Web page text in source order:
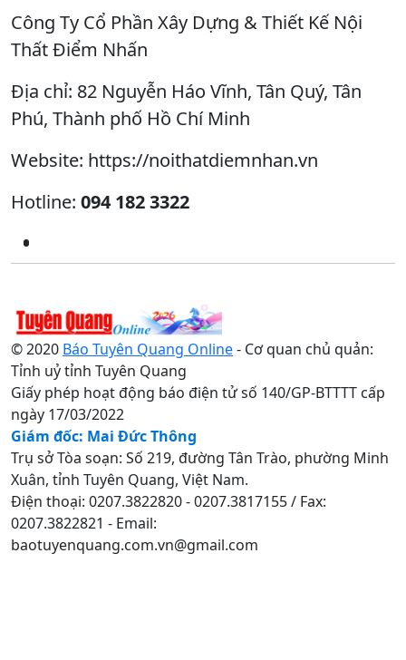
Công Ty Cổ Phần Xây Dựng & Thiết Kế Nội
Thất Điểm Nhấn
Địa chỉ: 82 Nguyễn Háo Vĩnh, Tân Quý, Tân
Phú, Thành phố Hồ Chí Minh
Website: https://noithatdiemnhan.vn
Hotline: 094 182 3322
© 2020 Báo Tuyên Quang Online- Cơ quan chủ quản:
Tỉnh uỷ tỉnh Tuyên Quang
Giấy phép hoạt động báo điện tử số 140/GP-BTTTT cấp
ngày 17/03/2022
Giám đốc: Mai Đức Thông
Trụ sở Tòa soạn: Số 219, đường Tân Trào, phường Minh
Xuân, tỉnh Tuyên Quang, Việt Nam.
Điện thoại: 0207.3822820 - 0207.3817155 / Fax:
0207.3822821 - Email:
baotuyenquang.com.vn@gmail.com